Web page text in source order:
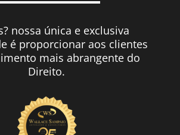
nossa única e exclusiva
é proporcionar aos clientes
mais abrangente do
Direito.